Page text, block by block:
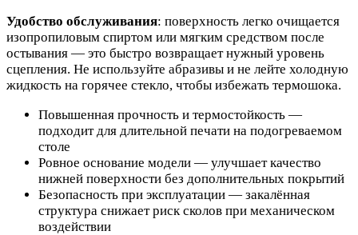
Удобство обслуживания: поверхность легко очищается
изопропиловым спиртом или мягким средством после
остывания — это быстро возвращает нужный уровень
сцепления. Не используйте абразивы и не лейте холодную
жидкость на горячее стекло, чтобы избежать термошока.
Повышенная прочность и термостойкость —
подходит для длительной печати на подогреваемом
столе
Ровное основание модели — улучшает качество
нижней поверхности без дополнительных покрытий
Безопасность при эксплуатации — закалённая
структура снижает риск сколов при механическом
воздействии